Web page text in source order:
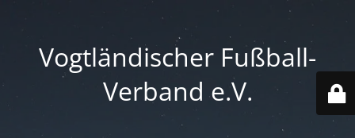
Vogtländischer Fußball-
Verband e.V.